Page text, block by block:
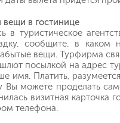
в гостинице
в туристическое
сообщите, в
вещи. Турфирма
посылкой на адрес
имя. Платить,
Вы можете проделать
визитная карточка
телефона.